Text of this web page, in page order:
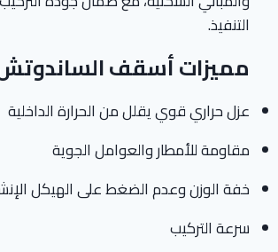
التنفيذ.
مميزات أسقف الساندوتش
عزل حراري قوي يقلل من الحرارة الداخلية
مقاومة للأمطار والعوامل الجوية
خفة الوزن وعدم الضغط على الهيكل
سرعة التركيب